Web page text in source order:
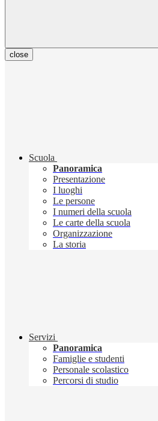
close
Scuola
Panoramica
Presentazione
I luoghi
Le persone
I numeri della scuola
Le carte della scuola
Organizzazione
La storia
Servizi
Panoramica
Famiglie e studenti
Personale scolastico
Percorsi di studio